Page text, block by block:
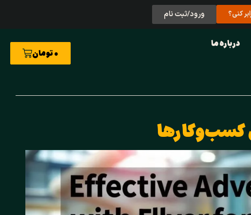
کنی؟ ورود/ثبت نام
درباره ما
0تومان
کسب‌وکارها